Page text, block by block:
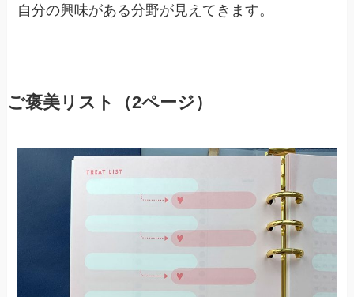
自分の興味がある分野が見えてきます。
ご褒美リスト（2ページ）